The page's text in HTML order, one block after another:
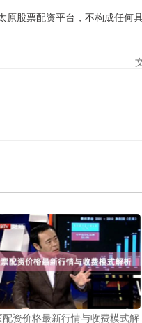
原股票配资平台，不构成任
配资价格最新行情与收费模式解